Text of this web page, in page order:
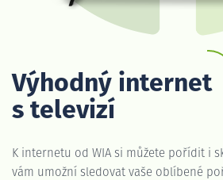
Výhodný internet
s televizí
K internetu od WIA si můžete pořídit i
vám umožní sledovat vaše oblíbené